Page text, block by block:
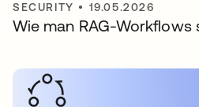
SECURITY • 19.05.2026
Wie man RAG-Workflows